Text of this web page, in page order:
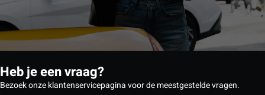
Heb je een vraag?
Bezoek onze klantenservicepagina voor de meestgestelde vragen.